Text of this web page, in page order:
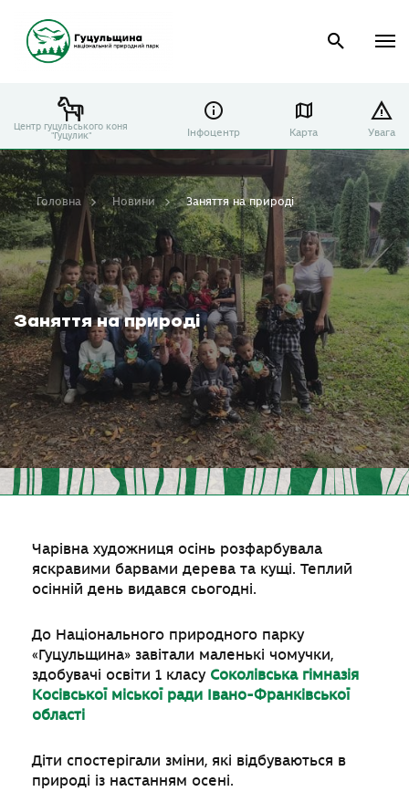
Центр гуцульського коня
"Гуцулик"
Інфоцентр Карта Увага
Заняття на природі
Головна Новини Заняття на природі
Чарівна художниця осінь розфарбувала
яскравими барвами дерева та кущі. Теплий
осінній день видався сьогодні.
До Національного природного парку
«Гуцульщина» завітали маленькі чомучки,
здобувачі освіти 1 класу Соколівська гімназія
Косівської міської ради Івано-Франківської
області
Діти спостерігали зміни, які відбуваються в
природі із настанням осені.